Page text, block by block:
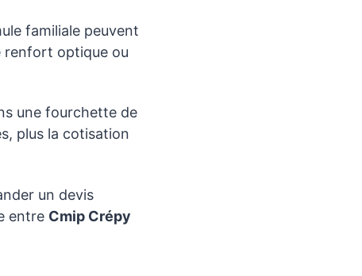
familiale peuvent
renfort optique ou
une fourchette de
plus la cotisation
un devis
entre Cmip Crépy